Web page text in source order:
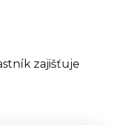
zajišťuje